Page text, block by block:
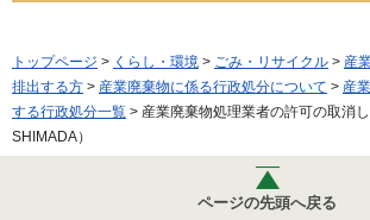
トップページ > くらし・環境 > ごみ・リサイクル > 産
排出する方 > 産業廃棄物に係る行政処分について > 産
する行政処分一覧 > 産業廃棄物処理業者の許可の取消
SHIMADA）
ページの先頭へ戻る